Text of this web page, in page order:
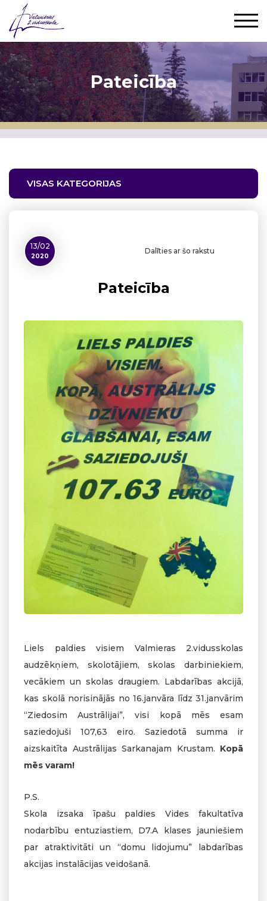
Pateicība
VISAS KATEGORIJAS
13/02
2020
Dalīties ar šo rakstu
Pateicība
Liels paldies visiem Valmieras 2.vidusskolas
audzēkņiem, skolotājiem, skolas darbiniekiem,
vecākiem un skolas draugiem. Labdarības akcijā,
kas skolā norisinājās no 16.janvāra līdz 31.janvārim
“Ziedosim Austrālijai”, visi kopā mēs esam
saziedojuši 107,63 eiro. Saziedotā summa ir
aizskaitīta Austrālijas Sarkanajam Krustam. Kopā
mēs varam!
P.S.
Skola izsaka īpašu paldies Vides fakultatīva
nodarbību entuziastiem, D7.A klases jauniešiem
par atraktivitāti un “domu lidojumu” labdarības
akcijas instalācijas veidošanā.